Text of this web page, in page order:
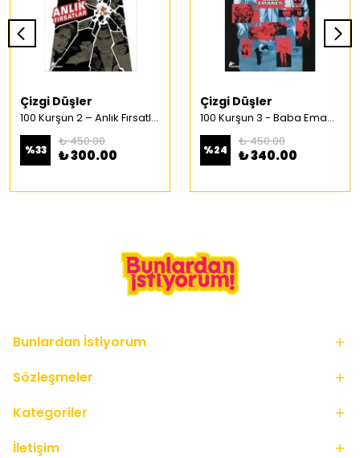
Çizgi Düşler
100 Kurşun 2 – Anlık Fırsatlar Türkçe Çizgi Roman
%33
₺ 450.00
₺ 300.00
Çizgi Düşler
100 Kurşun 3 - Baba Emaneti Türkçe Çizgi Roman
%24
₺ 450.00
₺ 340.00
Bunlardan İstiyorum
Sözleşmeler
Kategoriler
İletişim